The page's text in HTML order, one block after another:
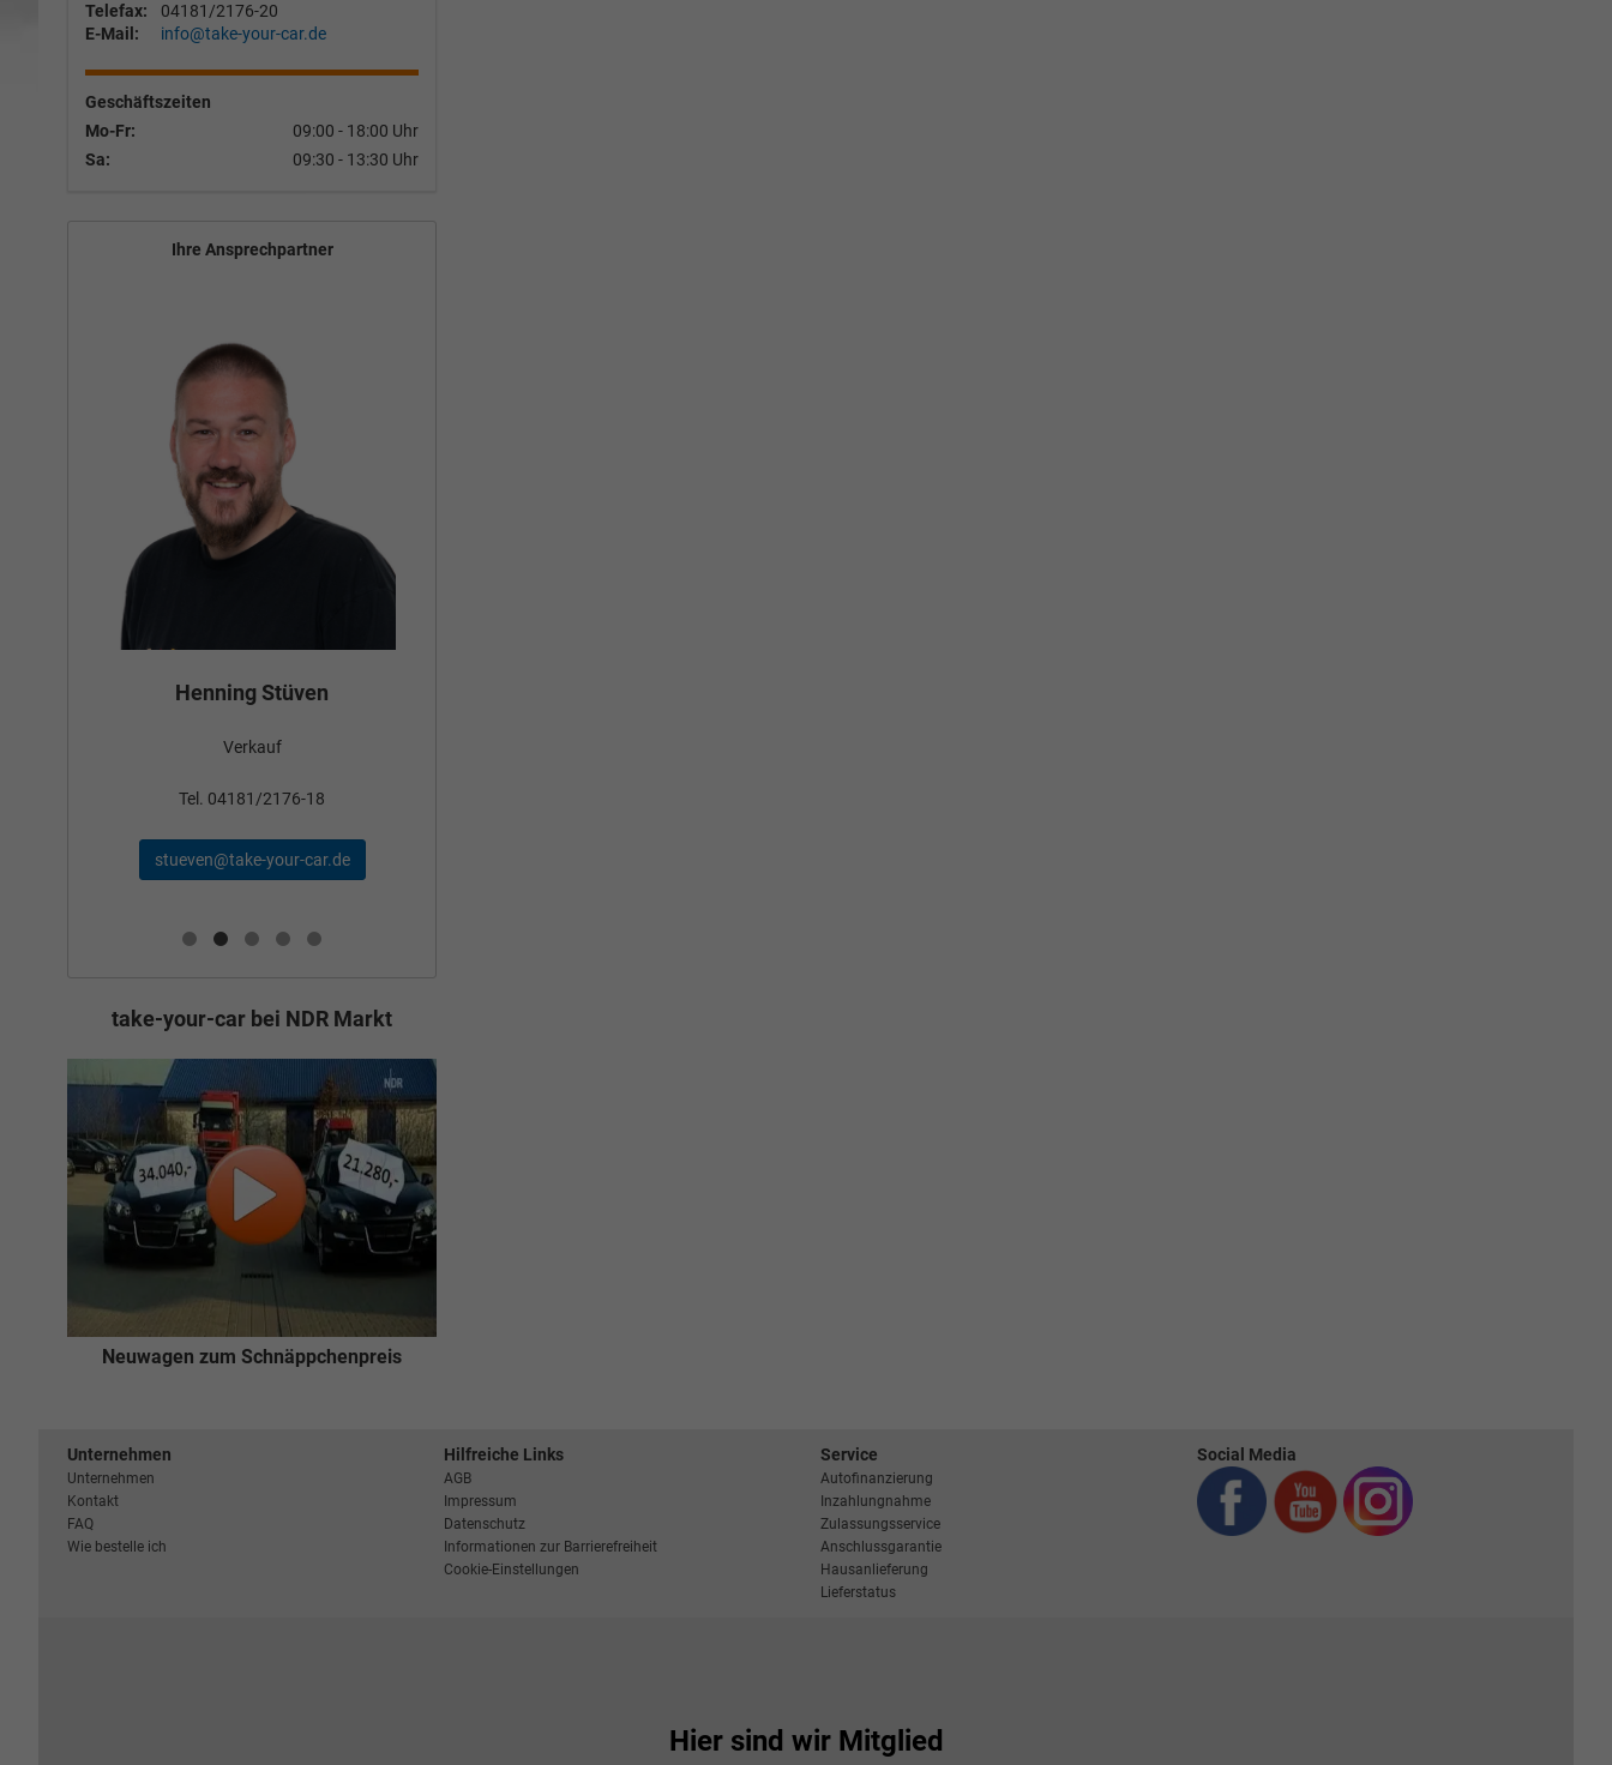
Telefax:
04181/2176-20
E-Mail:
info@take-your-car.de
Geschäftszeiten
Mo-Fr:
09:00 - 18:00 Uhr
Sa:
09:30 - 13:30 Uhr
Ihre Ansprechpartner
Henning Stüven
Verkauf
Tel. 04181/2176-18
stueven@take-your-car.de
take-your-car bei NDR Markt
Neuwagen zum Schnäppchenpreis
Unternehmen
Unternehmen
Kontakt
FAQ
Wie bestelle ich
Hilfreiche Links
AGB
Impressum
Datenschutz
Informationen zur Barrierefreiheit
Cookie-Einstellungen
Service
Autofinanzierung
Inzahlungnahme
Zulassungsservice
Anschlussgarantie
Hausanlieferung
Lieferstatus
Social Media
Hier sind wir Mitglied